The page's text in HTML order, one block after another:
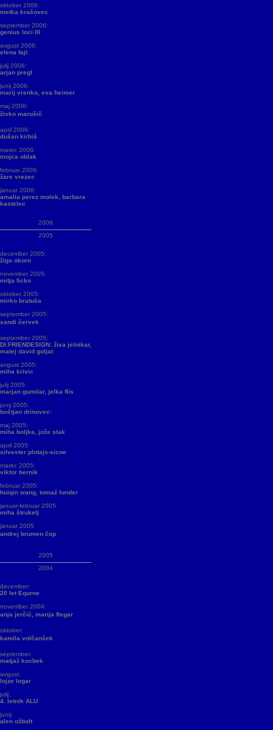
oktober 2006:
metka krašovec
september 2006:
genius loci III
avgust 2006:
elena fajt
julij 2006:
arjan pregl
junij 2006:
marij vrenko, eva heimer
maj 2006:
živko marušič
april 2006:
dušan kirbiš
marec 2006:
mojca oblak
februar 2006:
žare vrezec
januar 2006:
amalia perez molek, barbara
kastelec
2006
2005
december 2005:
žiga okorn
november 2005:
mitja ficko
oktober 2005:
mirko bratuša
september 2005:
sandi červek
september 2005:
DI:FRIENDESIGN: živa jelnikar,
matej david goljat
avgust 2005:
miha krivic
julij 2005:
marjan gumilar, jelka flis
junij 2005:
boštjan drinovec:
maj 2005:
miha boljka, jože slak
april 2005
silvester plotajs-sicoe
marec 2005:
viktor bernik
februar 2005:
huiqin wang, tomaž lunder
januar-februar 2005
miha štrukelj
januar 2005
andrej brumen čop
2005
2004
december:
20 let Equrne
november 2004:
anja jerčič, marija flegar
oktober:
kamila volčanšek
september:
matjaž kocbek
avgust:
lojze logar
julij:
4. letnik ALU
junij:
alen ožbolt